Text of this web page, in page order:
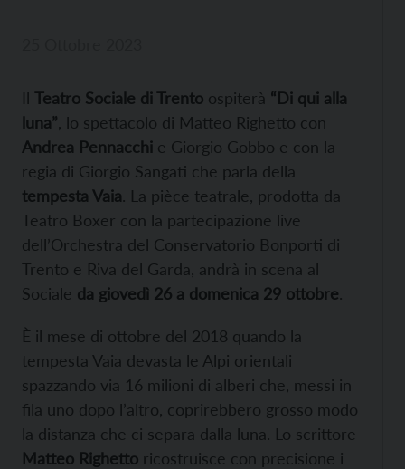
Il Teatro Sociale di Trento ospiterà “Di qui alla
luna” , lo spettacolo di Matteo Righetto con
Andrea Pennacchi e Giorgio Gobbo e con la
regia di Giorgio Sangati che parla della
tempesta Vaia. La pièce teatrale, prodotta da
Teatro Boxer con la partecipazione live
dell’Orchestra del Conservatorio Bonporti di
Trento e Riva del Garda, andrà in scena al
Sociale da giovedì 26 a domenica 29 ottobre.
È il mese di ottobre del 2018 quando la
tempesta Vaia devasta le Alpi orientali
spazzando via 16 milioni di alberi che, messi in
fila uno dopo l’altro, coprirebbero grosso modo
la distanza che ci separa dalla luna. Lo scrittore
Matteo Righetto ricostruisce con precisione i